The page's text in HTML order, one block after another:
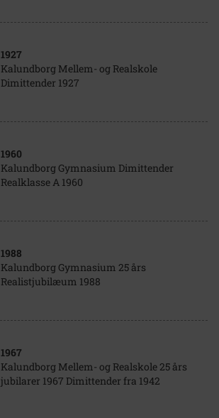
1927
Kalundborg Mellem- og Realskole
Dimittender 1927
1960
Kalundborg Gymnasium Dimittender
Realklasse A 1960
1988
Kalundborg Gymnasium 25 års
Realistjubilæum 1988
1967
Kalundborg Mellem- og Realskole 25 års
jubilarer 1967 Dimittender fra 1942